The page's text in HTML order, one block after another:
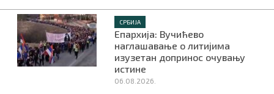
СРБИЈА
Епархија: Вучићево
наглашавање о литијима
изузетан допринос очувању
истине
06.08.2026.